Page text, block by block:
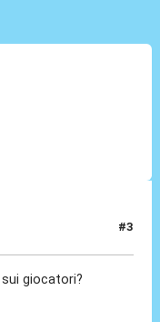
#3
giocatori?